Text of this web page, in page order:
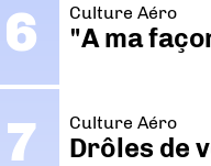
Culture Aéro
"A ma
Culture Aéro
Drôles de